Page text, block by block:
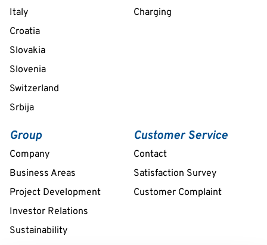
Italy
Croatia
Slovakia
Slovenia
Switzerland
Srbija
Charging
Group
Company
Business Areas
Project Development
Investor Relations
Sustainability
Customer Service
Contact
Satisfaction Survey
Customer Complaint